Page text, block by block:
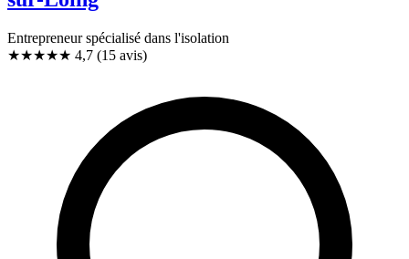
Entrepreneur spécialisé dans l'isolation
★★★★★ 4,7 (15 avis)